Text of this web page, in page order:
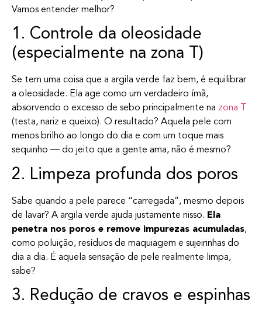
Vamos entender melhor?
1. Controle da oleosidade
(especialmente na zona T)
Se tem uma coisa que a argila verde faz bem, é equilibrar
a oleosidade. Ela age como um verdadeiro ímã,
absorvendo o excesso de sebo principalmente na zona T
(testa, nariz e queixo). O resultado? Aquela pele com
menos brilho ao longo do dia e com um toque mais
sequinho — do jeito que a gente ama, não é mesmo?
2. Limpeza profunda dos poros
Sabe quando a pele parece “carregada”, mesmo depois
de lavar? A argila verde ajuda justamente nisso. Ela
penetra nos poros e remove impurezas acumuladas,
como poluição, resíduos de maquiagem e sujeirinhas do
dia a dia. É aquela sensação de pele realmente limpa,
sabe?
3. Redução de cravos e espinhas